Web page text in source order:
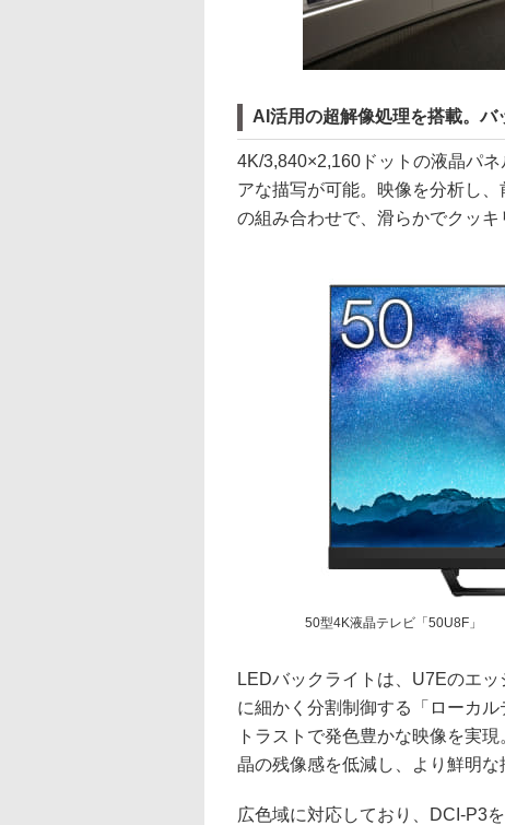
AI活用の超解像処理を搭載。バ
4K/3,840×2,160ドットの液晶パ
アな描写が可能。映像を分析し
の組み合わせで、滑らかでクッキ
50型4K液晶テレビ「50U8F」
LEDバックライトは、U7Eのエ
に細かく分割制御する「ローカ
トラストで発色豊かな映像を実
晶の残像感を低減し、より鮮明な
広色域に対応しており、DCI-P3